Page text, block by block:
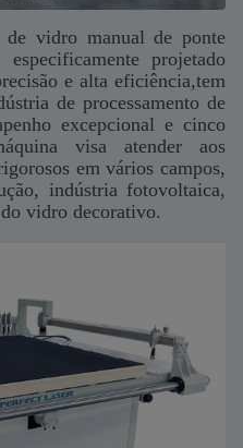
de vidro manual de ponte
projetado
e alta eficiência,tem
de processamento de
excepcional e cinco
visa atender aos
em vários campos,
indústria fotovoltaica,
vidro decorativo.